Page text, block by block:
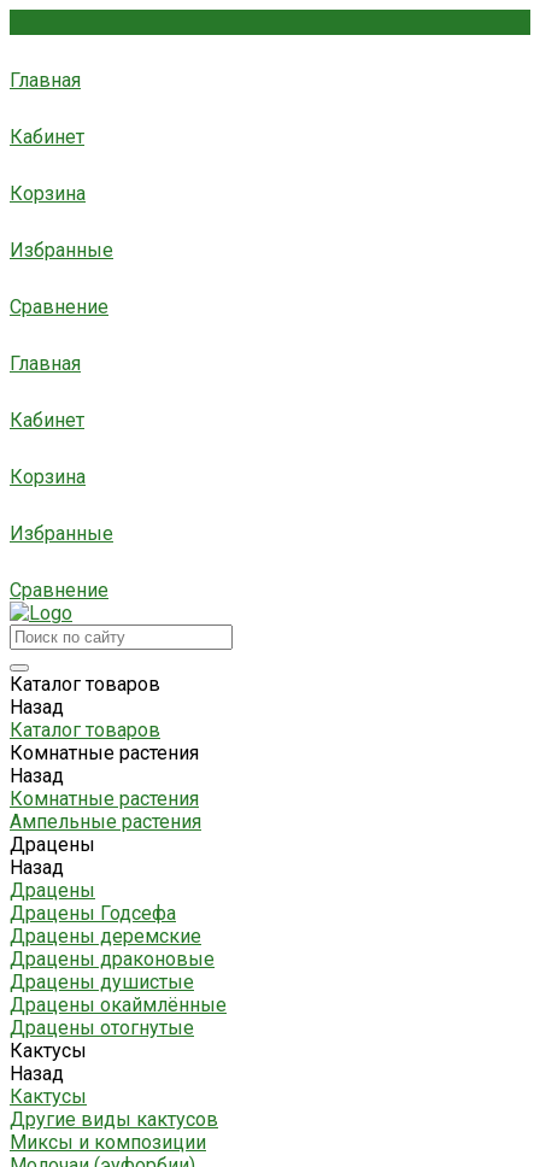
Главная
Кабинет
Корзина
Избранные
Сравнение
Главная
Кабинет
Корзина
Избранные
Сравнение
Каталог товаров
Назад
Каталог товаров
Комнатные растения
Назад
Комнатные растения
Ампельные растения
Драцены
Назад
Драцены
Драцены Годсефа
Драцены деремские
Драцены драконовые
Драцены душистые
Драцены окаймлённые
Драцены отогнутые
Кактусы
Назад
Кактусы
Другие виды кактусов
Миксы и композиции